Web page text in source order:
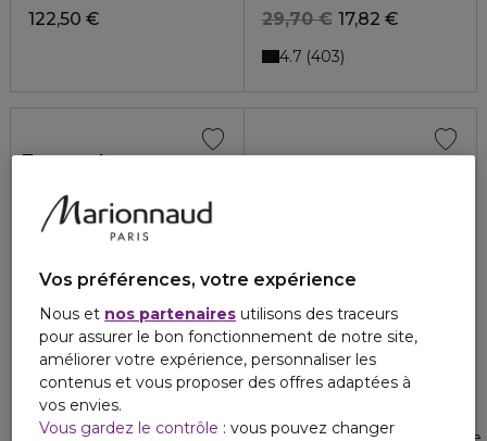
122,50 € 17,82 €
29,70 €
4.7 403
Top ventes
QIRINESS
BODY QOCOON
50 ANS ET PLUS
Vos préférences, votre expérience
Nous et nos partenaires utilisons des traceurs
pour assurer le bon fonctionnement de notre site,
améliorer votre expérience, personnaliser les
contenus et vous proposer des offres adaptées à
vos envies.
Vous gardez le contrôle : vous pouvez changer